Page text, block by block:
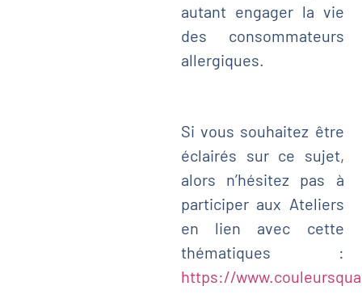
autant engager la vie
des consommateurs
allergiques.
Si vous souhaitez être
éclairés sur ce sujet,
alors n’hésitez pas à
participer aux Ateliers
en lien avec cette
thématiques :
https://